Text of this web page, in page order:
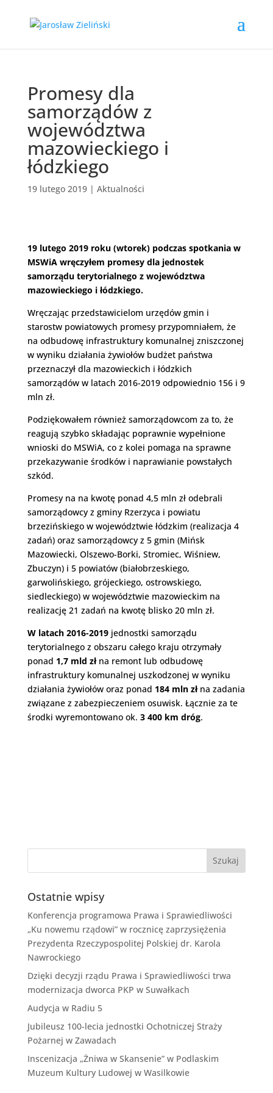
Promesy dla
samorządów z
województwa
mazowieckiego i
łódzkiego
19 lutego 2019| Aktualności
19 lutego 2019 roku (wtorek) podczas spotkania w
MSWiA wręczyłem promesy dla jednostek
samorządu terytorialnego z województwa
mazowieckiego i łódzkiego.
Wręczając przedstawicielom urzędów gmin i
starostw powiatowych promesy przypomniałem, że
na odbudowę infrastruktury komunalnej zniszczonej
w wyniku działania żywiołów budżet państwa
przeznaczył dla mazowieckich i łódzkich
samorządów w latach 2016-2019 odpowiednio 156 i 9
mln zł.
Podziękowałem również samorządowcom za to, że
reagują szybko składając poprawnie wypełnione
wnioski do MSWiA, co z kolei pomaga na sprawne
przekazywanie środków i naprawianie powstałych
szkód.
Promesy na na kwotę ponad 4,5 mln zł odebrali
samorządowcy z gminy Rzerzyca i powiatu
brzezińskiego w województwie łódzkim (realizacja 4
zadań) oraz samorządowcy z 5 gmin (Mińsk
Mazowiecki, Olszewo-Borki, Stromiec, Wiśniew,
Zbuczyn) i 5 powiatów (białobrzeskiego,
garwolińskiego, grójeckiego, ostrowskiego,
siedleckiego) w województwie mazowieckim na
realizację 21 zadań na kwotę blisko 20 mln zł.
W latach 2016-2019jednostki samorządu
terytorialnego z obszaru całego kraju otrzymały
ponad 1,7 mld złna remont lub odbudowę
infrastruktury komunalnej uszkodzonej w wyniku
działania żywiołów oraz ponad 184 mln złna zadania
związane z zabezpieczeniem osuwisk. Łącznie za te
środki wyremontowano ok. 3 400 km dróg.
Ostatnie wpisy
Konferencja programowa Prawa i Sprawiedliwości
„Ku nowemu rządowi” w rocznicę zaprzysiężenia
Prezydenta Rzeczypospolitej Polskiej dr. Karola
Nawrockiego
Dzięki decyzji rządu Prawa i Sprawiedliwości trwa
modernizacja dworca PKP w Suwałkach
Audycja w Radiu 5
Jubileusz 100-lecia jednostki Ochotniczej Straży
Pożarnej w Zawadach
Inscenizacja „Żniwa w Skansenie” w Podlaskim
Muzeum Kultury Ludowej w Wasilkowie